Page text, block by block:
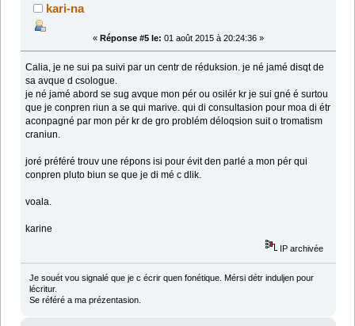
kari-na
« Réponse #5 le: 01 août 2015 à 20:24:36 »
Calia, je ne sui pa suivi par un centr de réduksion. je né jamé disqt de
sa avque d csologue.
je né jamé abord se sug avque mon pér ou osilér kr je sui gné é surtou
que je conpren riun a se qui marive. qui di consultasion pour moa di étr
aconpagné par mon pér kr de gro problém déloqsion suit o tromatism
craniun.
joré préféré trouv une répons isi pour évit den parlé a mon pér qui
conpren pluto biun se que je di mé c dlik.
voala.
karine
IP archivée
Je souét vou signalé que je c écrir quen fonétique. Mérsi détr induljen pour
lécritur.
Se référé a ma prézentasion.